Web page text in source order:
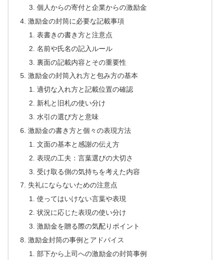
個人からの寄付と企業からの激励金
激励金の封筒に必要な記載事項
表書きの書き方と注意点
名前や氏名の記入ルール
裏面の記載内容とその重要性
激励金の封筒入れ方と包み方の基本
適切な入れ方と記載位置の確認
新札と旧札の使い分け
水引の選び方と意味
激励金の書き方と個々の表現方法
文面の基本と感謝の伝え方
表現の工夫：言葉選びの大切さ
受け取る側の気持ちを考えた内容
失礼にならないための注意点
使ってはいけない言葉や表現
状況に応じた表現の使い分け
激励金を贈る際の気配りポイント
激励金封筒の事例とアドバイス
部下から上司への激励金の封筒事例